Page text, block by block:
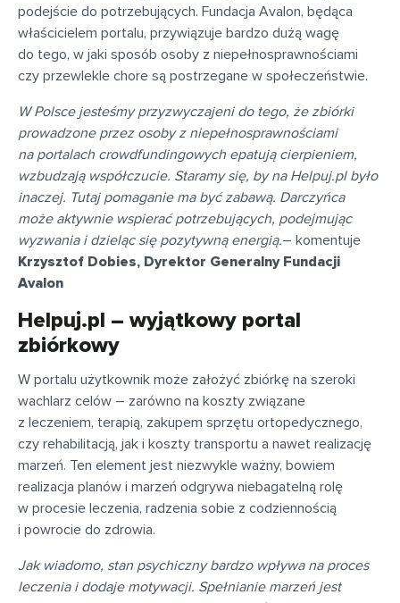
podejście do potrzebujących. Fundacja Avalon, będąca
właścicielem portalu, przywiązuje bardzo dużą wagę
do tego, w jaki sposób osoby z niepełnosprawnościami
czy przewlekle chore są postrzegane w społeczeństwie.
W Polsce jesteśmy przyzwyczajeni do tego, że zbiórki
prowadzone przez osoby z niepełnosprawnościami
na portalach crowdfundingowych epatują cierpieniem,
wzbudzają współczucie. Staramy się, by na Helpuj.pl było
inaczej. Tutaj pomaganie ma być zabawą. Darczyńca
może aktywnie wspierać potrzebujących, podejmując
wyzwania i dzieląc się pozytywną energią.– komentuje
Krzysztof Dobies, Dyrektor Generalny Fundacji
Avalon
Helpuj.pl – wyjątkowy portal
zbiórkowy
W portalu użytkownik może założyć zbiórkę na szeroki
wachlarz celów – zarówno na koszty związane
z leczeniem, terapią, zakupem sprzętu ortopedycznego,
czy rehabilitacją, jak i koszty transportu a nawet realizację
marzeń. Ten element jest niezwykle ważny, bowiem
realizacja planów i marzeń odgrywa niebagatelną rolę
w procesie leczenia, radzenia sobie z codziennością
i powrocie do zdrowia.
Jak wiadomo, stan psychiczny bardzo wpływa na proces
leczenia i dodaje motywacji. Spełnianie marzeń jest